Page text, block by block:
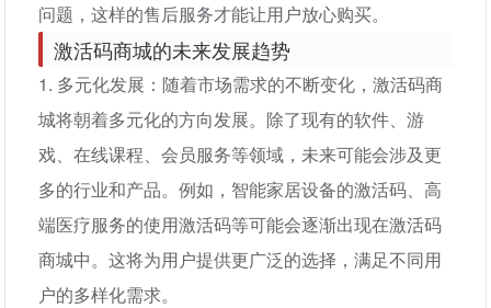
问题，这样的售后服务才能让用户放心购买。
激活码商城的未来发展趋势
1. 多元化发展：随着市场需求的不断变化，激活码商
城将朝着多元化的方向发展。除了现有的软件、游
戏、在线课程、会员服务等领域，未来可能会涉及更
多的行业和产品。例如，智能家居设备的激活码、高
端医疗服务的使用激活码等可能会逐渐出现在激活码
商城中。这将为用户提供更广泛的选择，满足不同用
户的多样化需求。